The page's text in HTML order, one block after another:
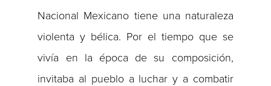
Nacional Mexicano tiene una naturaleza
violenta y bélica. Por el tiempo que se
vivía en la época de su composición,
invitaba al pueblo a luchar y a combatir